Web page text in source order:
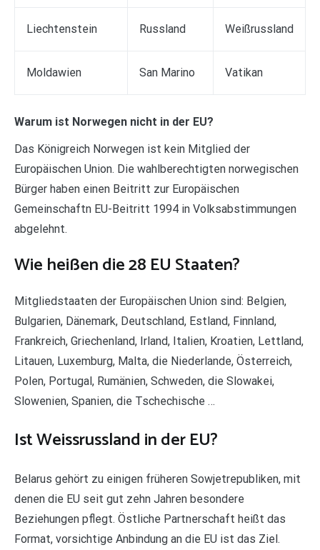
Liechtenstein Russland Weißrussland
Moldawien San Marino Vatikan
Warum ist Norwegen nicht in der EU?
Das Königreich Norwegen ist kein Mitglied der
Europäischen Union. Die wahlberechtigten norwegischen
Bürger haben einen Beitritt zur Europäischen
Gemeinschaftn EU-Beitritt 1994 in Volksabstimmungen
abgelehnt.
Wie heißen die 28 EU Staaten?
Mitgliedstaaten der Europäischen Union sind: Belgien,
Bulgarien, Dänemark, Deutschland, Estland, Finnland,
Frankreich, Griechenland, Irland, Italien, Kroatien, Lettland,
Litauen, Luxemburg, Malta, die Niederlande, Österreich,
Polen, Portugal, Rumänien, Schweden, die Slowakei,
Slowenien, Spanien, die Tschechische …
Ist Weissrussland in der EU?
Belarus gehört zu einigen früheren Sowjetrepubliken, mit
denen die EU seit gut zehn Jahren besondere
Beziehungen pflegt. Östliche Partnerschaft heißt das
Format, vorsichtige Anbindung an die EU ist das Ziel.